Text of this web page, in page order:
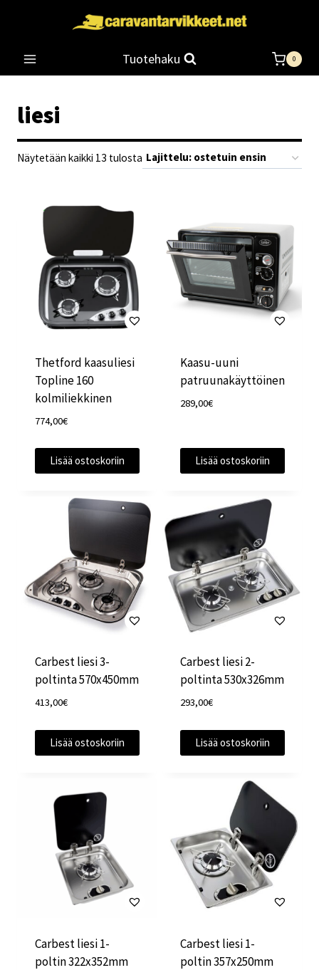
Tuotehaku 0
liesi
Näytetään kaikki 13 tulosta Suosituimmat
Thetford kaasuliesi
Topline 160
kolmiliekkinen
774,00€
Lisää ostoskoriin
Kaasu-uuni
patruunakäyttöinen
289,00€
Lisää ostoskoriin
Carbest liesi 3-
poltinta 570x450mm
413,00€
Lisää ostoskoriin
Carbest liesi 2-
poltinta 530x326mm
293,00€
Lisää ostoskoriin
Carbest liesi 1-
poltin 322x352mm
Carbest liesi 1-
poltin 357x250mm